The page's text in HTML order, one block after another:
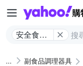
安全食物
副食品調理器具